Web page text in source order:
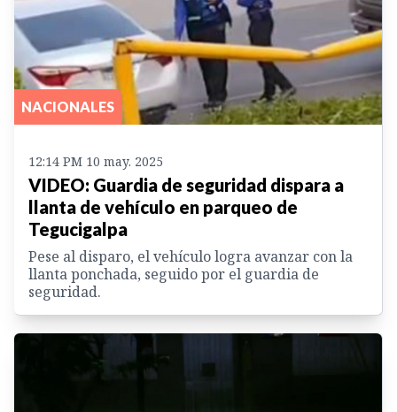
NACIONALES
12:14 PM 10 may. 2025
VIDEO: Guardia de seguridad dispara a
llanta de vehículo en parqueo de
Tegucigalpa
Pese al disparo, el vehículo logra avanzar con la
llanta ponchada, seguido por el guardia de
seguridad.